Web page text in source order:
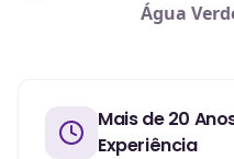
Água
Mais de 20
Experiência